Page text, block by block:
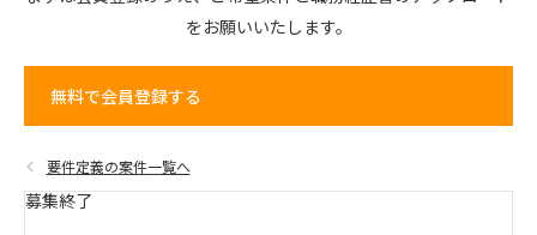
をお願いいたします。
無料で会員登録する
要件定義の案件一覧へ
募集終了